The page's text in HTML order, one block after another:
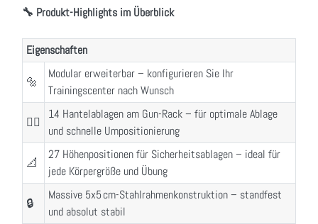
🔧 Produkt-Highlights im Überblick
Eigenschaften
🔩
Modular erweiterbar – konfigurieren Sie Ihr
Trainingscenter nach Wunsch
🏋️‍♂️
14 Hantelablagen am Gun-Rack – für optimale Ablage
und schnelle Umpositionierung
📐
27 Höhenpositionen für Sicherheitsablagen – ideal für
jede Körpergröße und Übung
🔒
Massive 5x5 cm-Stahlrahmenkonstruktion – standfest
und absolut stabil